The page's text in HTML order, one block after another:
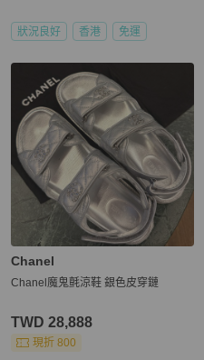
狀況良好 香港 免運
Chanel
Chanel魔鬼氈涼鞋 銀色皮穿鏈
TWD 28,888
現折 800